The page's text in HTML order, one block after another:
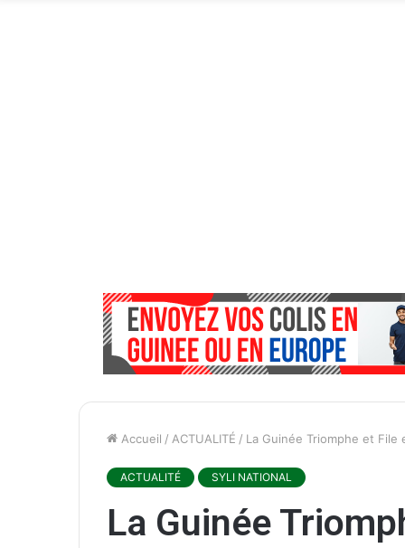
Accueil / ACTUALITÉ / La Guinée Triomphe et File
ACTUALITÉ SYLI NATIONAL
La Guinée